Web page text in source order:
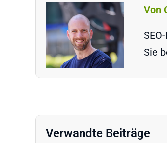
Von
Sie
Verwandte Beiträge